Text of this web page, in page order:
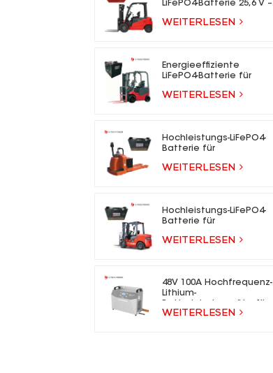
LiFePO4-Batterie 25,6 V –
Gabelstaplerbatterie
WEITERLESEN
Energieeffiziente
LiFePO4-Batterie für
WEITERLESEN
Hochleistungs-LiFePO4-
Batterie für
WEITERLESEN
Hochleistungs-LiFePO4-
Batterie für
WEITERLESEN
48V 100A Hochfrequenz-
Lithium-
Gabelstapler
WEITERLESEN